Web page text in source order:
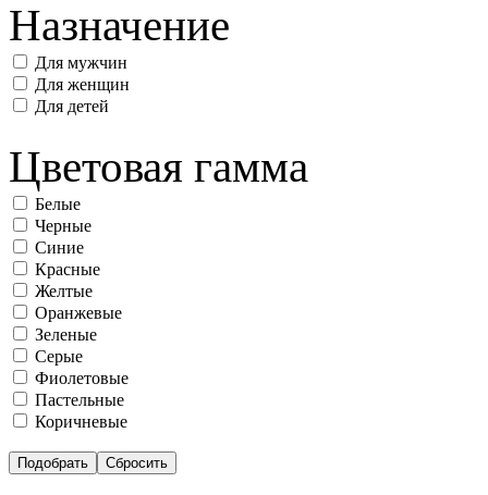
Назначение
Для мужчин
Для женщин
Для детей
Цветовая гамма
Белые
Черные
Синие
Красные
Желтые
Оранжевые
Зеленые
Серые
Фиолетовые
Пастельные
Коричневые